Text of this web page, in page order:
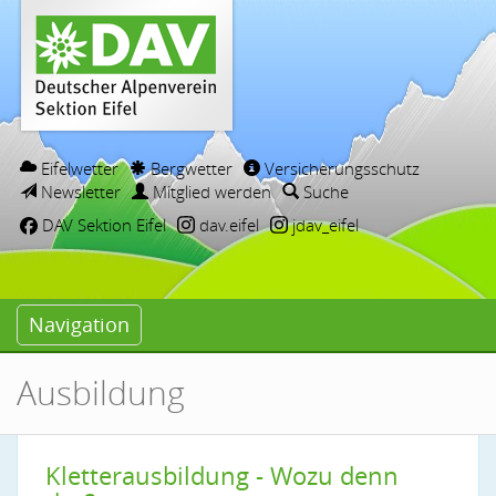
Eifelwetter Bergwetter
Versicherungsschutz
Newsletter
Mitglied werden
Suche
DAV Sektion Eifel
dav.eifel jdav_eifel
Navigation
Ausbildung
Kletterausbildung - Wozu denn